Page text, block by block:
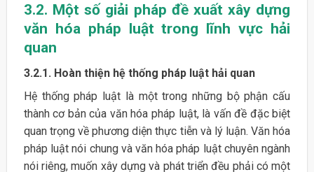
3.2. Một số giải pháp đề xuất xây dựng
văn hóa pháp luật trong lĩnh vực hải
quan
3.2.1. Hoàn thiện hệ thống pháp luật hải quan
Hệ thống pháp luật là một trong những bộ phận cấu
thành cơ bản của văn hóa pháp luật, là vấn đề đặc biệt
quan trọng về phương diện thực tiễn và lý luận. Văn hóa
pháp luật nói chung và văn hóa pháp luật chuyên ngành
nói riêng, muốn xây dựng và phát triển đều phải có một